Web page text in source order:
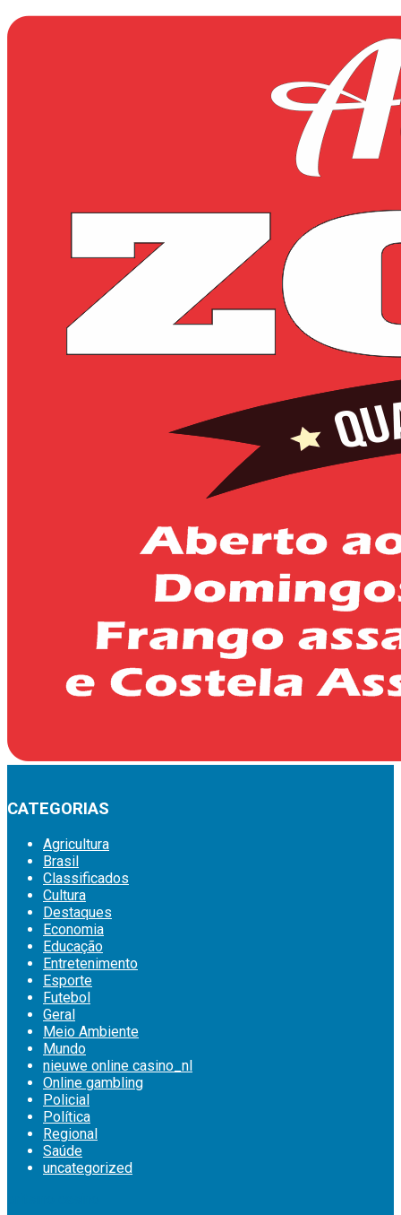
CATEGORIAS
Agricultura
Brasil
Classificados
Cultura
Destaques
Economia
Educação
Entretenimento
Esporte
Futebol
Geral
Meio Ambiente
Mundo
nieuwe online casino_nl
Online gambling
Policial
Política
Regional
Saúde
uncategorized